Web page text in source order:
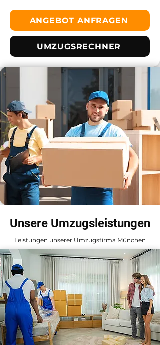
ANGEBOT ANFRAGEN
UMZUGSRECHNER
Unsere Umzugsleistungen
Leistungen unserer Umzugsfirma München